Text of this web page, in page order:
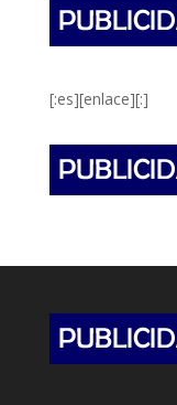
[:es][enlace][:]